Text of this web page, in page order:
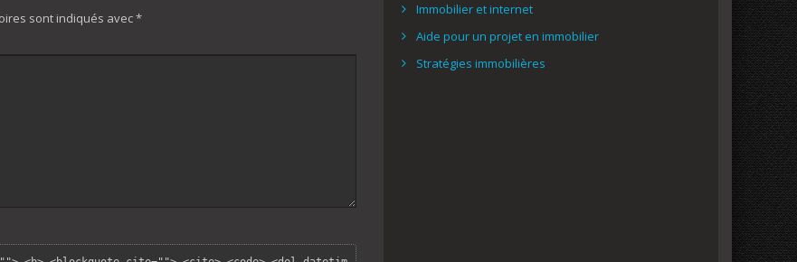
sont indiqués avec*
Immobilier et internet
Aide pour un projet en immobilier
Stratégies immobilières